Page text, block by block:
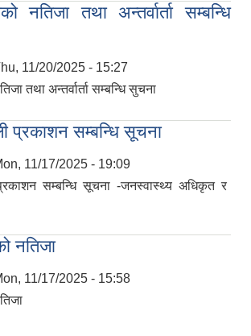
नतिजा तथा अन्तर्वार्ता सम्बन्धि
11/20/2025 - 15:27
तथा अन्तर्वार्ता सम्बन्धि सुचना
प्रकाशन सम्बन्धि सूचना
11/17/2025 - 19:09
सम्बन्धि सूचना -जनस्वास्थ्य अधिकृत र
नतिजा
11/17/2025 - 15:58